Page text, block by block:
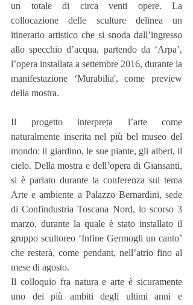
un totale di circa venti opere. La
collocazione delle sculture delinea un
itinerario artistico che si snoda dall’ingresso
allo specchio d’acqua, partendo da ‘Arpa’,
l’opera installata a settembre 2016, durante la
manifestazione ‘Murabilia', come preview
della mostra.
Il progetto interpreta l’arte come
naturalmente inserita nel più bel museo del
mondo: il giardino, le sue piante, gli alberi, il
cielo. Della mostra e dell’opera di Giansanti,
si è parlato durante la conferenza sul tema
Arte e ambiente a Palazzo Bernardini, sede
di Confindustria Toscana Nord, lo scorso 3
marzo, durante la quale è stato installato il
gruppo scultoreo ‘Infine Germogli un canto’
che resterà, come pendant, nell’atrio fino al
mese di agosto.
Il colloquio fra natura e arte è sicuramente
uno dei più ambiti degli ultimi anni e